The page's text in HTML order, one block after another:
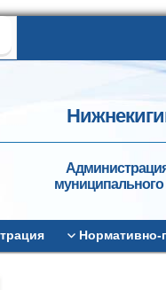
муниципального